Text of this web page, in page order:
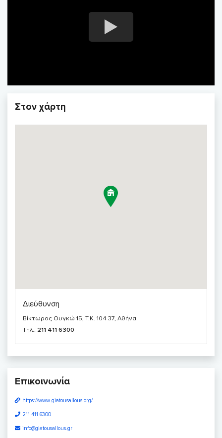
Στον χάρτη
Διεύθυνση
Βίκτωρος Ουγκώ 15, T.K. 104 37, Αθήνα
Τηλ.: 211 411 6300
Επικοινωνία
https://www.giatousallous.org/
211 411 6300
info@giatousallous.gr